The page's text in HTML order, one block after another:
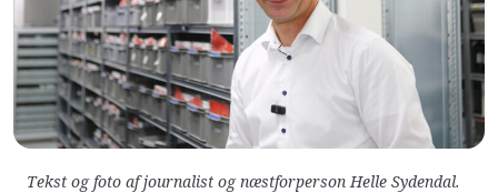
Tekst og foto af journalist og næstforperson Helle Sydendal.